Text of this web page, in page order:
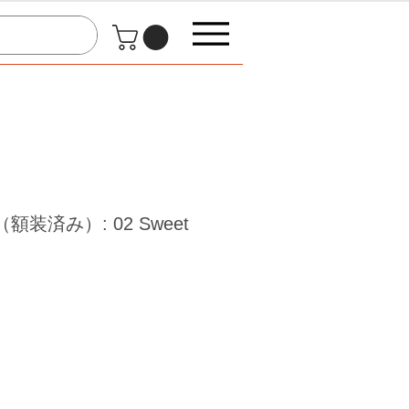
額装済み）: 02 Sweet